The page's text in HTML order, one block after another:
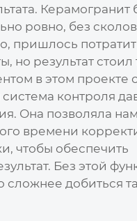
Керамогранит
ровно, без
пришлось
но результат стоил
в этом проекте
система контроля
Она позволяла
времени
чтобы обеспечить
Без этой
сложнее добиться